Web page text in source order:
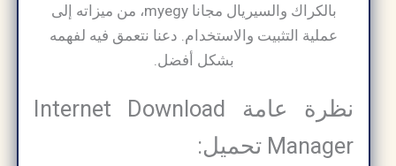
بالكراك والسيريال مجانا myegy​، من ميزاته إلى
عملية التثبيت والاستخدام. دعنا نتعمق فيه لفهمه
بشكل أفضل.
نظرة عامة Internet Download
Manager تحميل: